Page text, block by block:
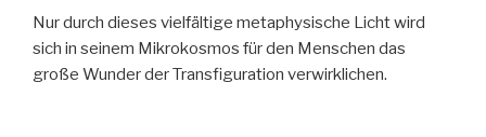
Nur durch dieses vielfältige metaphysische Licht wird
sich in seinem Mikrokosmos für den Menschen das
große Wunder der Transfiguration verwirklichen.